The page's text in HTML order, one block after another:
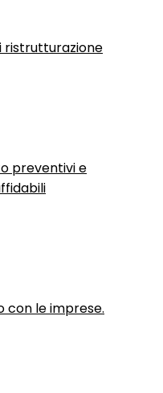
ristrutturazione
preventivi e
le imprese.